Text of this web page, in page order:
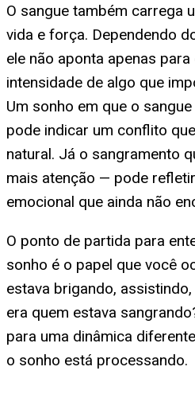
O sangue também carrega
vida e força. Dependendo
ele não aponta apenas
intensidade de algo que
Um sonho em que o
pode indicar um conflito
natural. Já o sangramento
mais atenção — pode
emocional que ainda não
O ponto de partida para
sonho é o papel que você
estava brigando,
era quem estava
para uma dinâmica
o sonho está processando.